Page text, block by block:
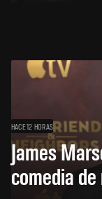
HACE 12 HORAS
James
comedia